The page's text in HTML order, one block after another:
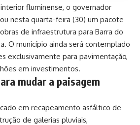
fluminense, o governador
nesta quarta-feira (30) um pacote
de infraestrutura para Barra do
O município ainda será contemplado
exclusivamente para pavimentação,
em investimentos.
mudar a paisagem
em recapeamento asfáltico de
de galerias pluviais,